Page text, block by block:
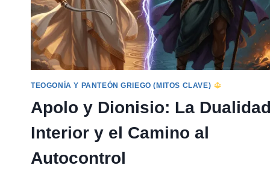
TEOGONÍA Y PANTEÓN GRIEGO (MITOS CLAVE)
Apolo y Dionisio: La
Interior y el Camino al
Autocontrol